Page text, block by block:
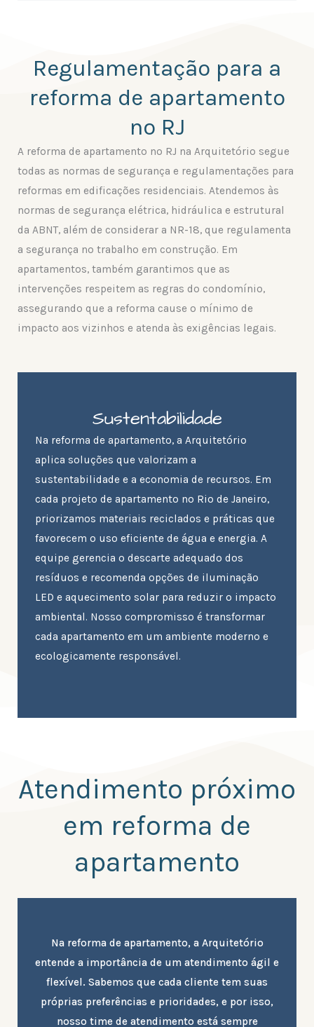
Regulamentação para a
reforma de apartamento
no RJ
A reforma de apartamento no RJ na Arquitetório segue
todas as normas de segurança e regulamentações para
reformas em edificações residenciais. Atendemos às
normas de segurança elétrica, hidráulica e estrutural
da ABNT, além de considerar a NR-18, que regulamenta
a segurança no trabalho em construção. Em
apartamentos, também garantimos que as
intervenções respeitem as regras do condomínio,
assegurando que a reforma cause o mínimo de
impacto aos vizinhos e atenda às exigências legais.
Sustentabilidade
Na reforma de apartamento, a Arquitetório
aplica soluções que valorizam a
sustentabilidade e a economia de recursos. Em
cada projeto de apartamento no Rio de Janeiro,
priorizamos materiais reciclados e práticas que
favorecem o uso eficiente de água e energia. A
equipe gerencia o descarte adequado dos
resíduos e recomenda opções de iluminação
LED e aquecimento solar para reduzir o impacto
ambiental. Nosso compromisso é transformar
cada apartamento em um ambiente moderno e
ecologicamente responsável.
Atendimento próximo
em reforma de
apartamento
Na reforma de apartamento, a Arquitetório
entende a importância de um atendimento ágil e
flexível. Sabemos que cada cliente tem suas
próprias preferências e prioridades, e por isso,
nosso time de atendimento está sempre